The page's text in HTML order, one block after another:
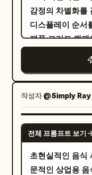
브랜딩, 부드러운
기와 빵 질감 사
고 미학, 8k. 부정적 프롬프트: 저렴한 배달 전
단지, 붐비는 그
텍스트, 일관성
감, 기름진 혼란,
트푸드 스타일,
한 색상 리듬
루바브 젤리 얹기
은색 배경, 왼쪽
일본어 설명 텍스트를
별 카드 아래에
어 팁 텍스트가
가하세요. 왼쪽
드 캐릭터의 치
녹색 잎이 달린
흰색 일본어 세리
선과 빈티지 요
는 삼분할 법칙과
스러우면서도 완
블랙, 그리고 생
우러진 풍부한
압도하는 강렬한
럭셔리 패션 화
엄 라이프스타일
일회용 카메라
은 대비, HDR,
도, 8K, 마스터피
력에 빛나는 사진
운 중국 문화 레
분위기 있고 무드
맥, 안개 낀 숲,
블, 찻잔, 뚜껑이
료, 대나무 바구
인 아트, 노후된
다. 타이포그래피
풍부한 큰 중국
련된 중국어 명
트: 차콜 블랙, 딥
색 낙관, 얇은 금
감정의 차별화를
디스플레이 순서
제품 그리드 캠
웃을 엄격히 준
된 히어로 제품
제 아이스크림
된 럭셔리 홍보
다. 최종 결과물
림 캠페인처럼 느
리즘, 다채롭고
디자인, 시각적
작성자@Simply Ray
전체 프롬프트 보기
초현실적인 음식
문적인 상업용